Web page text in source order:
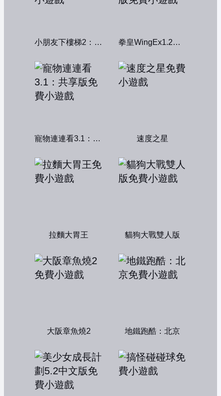
小朋友下樓梯2：中文版 拳皇WingEx1.2雙人版
寵物連連看3.1：共享版 速度之星
拉麵大胃王 貓狗大戰雙人版
大阪章魚燒2 地鐵跑酷：北京